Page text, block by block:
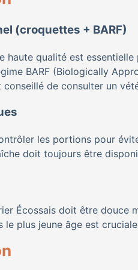
(croquettes + BARF)
haute qualité est
BARF (Biologically
conseillé de consulter un
les portions pour
doit toujours être
Écossais doit être
le plus jeune âge est